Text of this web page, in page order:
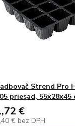
Strend Pro
priesad, 55x28x45
€
€ bez DPH